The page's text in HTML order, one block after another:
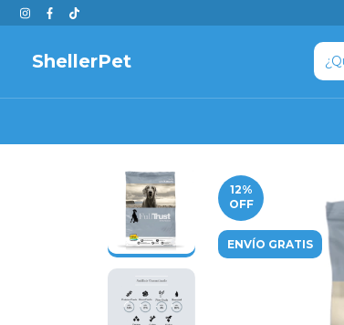
ShellerPet
12%
OFF
ENVÍO GRATIS